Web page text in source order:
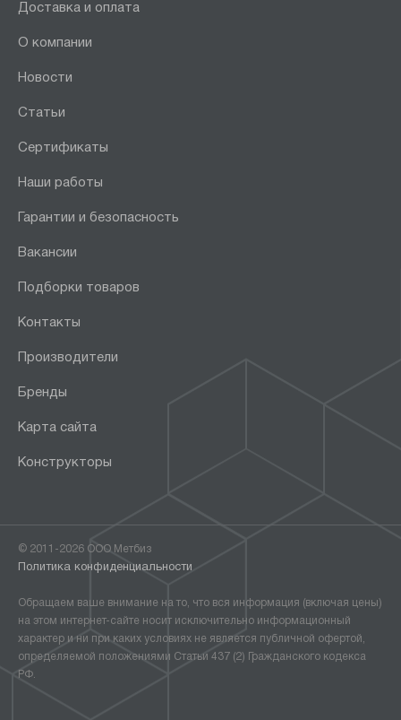
Доставка и оплата
О компании
Новости
Статьи
Сертификаты
Наши работы
Гарантии и безопасность
Вакансии
Подборки товаров
Контакты
Производители
Бренды
Карта сайта
Конструкторы
© 2011-2026 ООО Метбиз
Политика конфиденциальности
Обращаем ваше внимание на то, что вся информация (включая цены)
на этом интернет-сайте носит исключительно информационный
характер и ни при каких условиях не является публичной офертой,
определяемой положениями Статьи 437 (2) Гражданского кодекса
РФ.